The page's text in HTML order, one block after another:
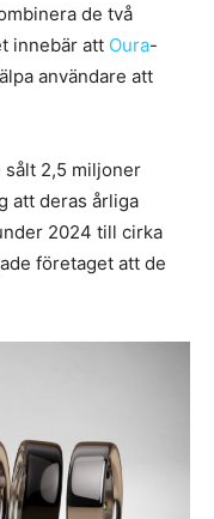
de två
innebär att Oura-
användare att
sålt 2,5 miljoner
att deras årliga
2024 till cirka
företaget att de